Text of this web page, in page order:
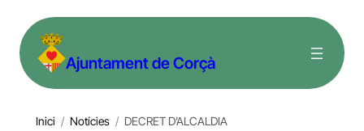
contingut Ajuntament de Corçà
Inici / Notícies / DECRET D’ALCALDIA